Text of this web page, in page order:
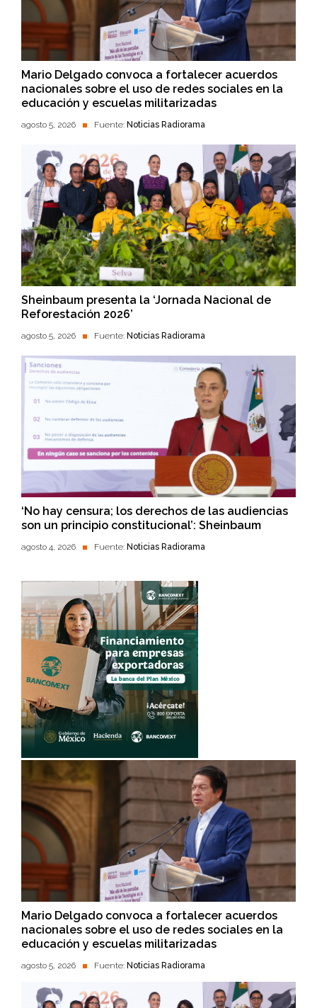
Mario Delgado convoca a fortalecer acuerdos
nacionales sobre el uso de redes sociales en la
educación y escuelas militarizadas
agosto 5, 2026 Fuente: Noticias Radiorama
Sheinbaum presenta la ‘Jornada Nacional de
Reforestación 2026’
agosto 5, 2026 Fuente: Noticias Radiorama
‘No hay censura; los derechos de las audiencias
son un principio constitucional’: Sheinbaum
agosto 4, 2026 Fuente: Noticias Radiorama
Mario Delgado convoca a fortalecer acuerdos
nacionales sobre el uso de redes sociales en la
educación y escuelas militarizadas
agosto 5, 2026 Fuente: Noticias Radiorama